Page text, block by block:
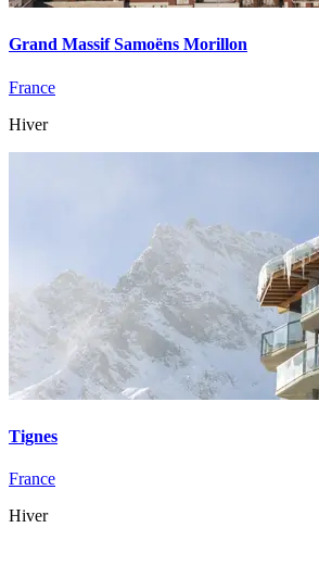
Grand Massif Samoëns Morillon
France
Hiver
Tignes
France
Hiver